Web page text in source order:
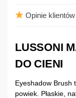
Opinie klientów
LUSSONI
DO CIENI
Eyeshadow Brush
powiek. Płaskie,